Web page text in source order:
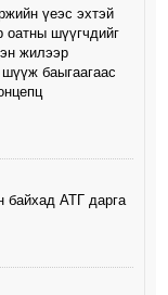
үеэс эхтэй
шүүгчдийг
жилээр
баыгаагаас
байхад АТГ дарга